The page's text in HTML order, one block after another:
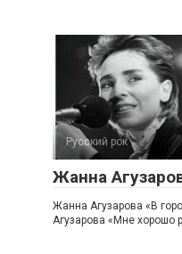
Русский рок
Жанна
Жанна Агузарова «В
Агузарова «Мне хорошо